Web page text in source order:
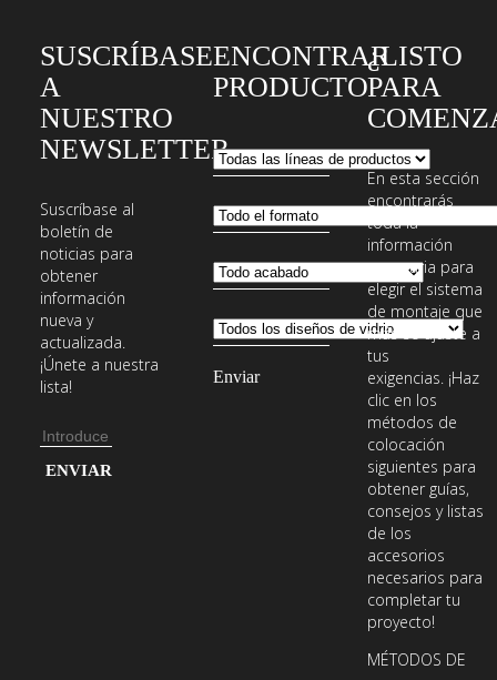
SUSCRÍBASE
A
NUESTRO
NEWSLETTER
Suscríbase al
boletín de
noticias para
obtener
información
nueva y
actualizada.
¡Únete a nuestra
lista!
Dirección
de
Introduce
ENCONTRAR
PRODUCTO
¿LISTO
PARA
En esta sección
encontrarás
toda la
información
necesaria para
elegir el sistema
de montaje que
más se ajuste a
tus
exigencias. ¡Haz
clic en los
métodos de
colocación
siguientes para
obtener guías,
consejos y listas
de los
accesorios
necesarios para
completar tu
proyecto!
MÉTODOS DE